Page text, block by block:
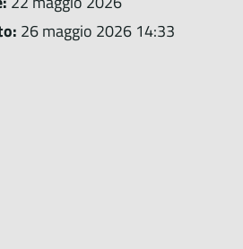
26 maggio 2026 14:33